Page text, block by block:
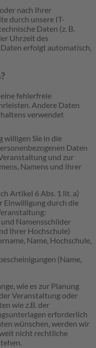
nach Ihrer
durch unsere IT-
Daten (z. B.
Uhrzeit des
erfolgt automatisch,
fehlerfreie
Andere Daten
verwendet
Sie in die
Daten
und zur
Namens und Ihrer
Artikel 6 Abs. 1 lit. a)
Einwilligung durch die
Namensschilder
Ihrer Hochschule)
Name, Hochschule,
(Name,
wie es zur Planung
Veranstaltung oder
wie z.B. der
erforderlich
wünschen, werden wir
nicht rechtliche